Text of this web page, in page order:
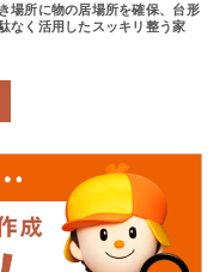
場所に物の居場所を確保、台形
なく活用したスッキリ整う家